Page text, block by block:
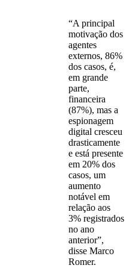
“A principal
motivação dos
agentes
externos, 86%
dos casos, é,
em grande
parte,
financeira
(87%), mas a
espionagem
digital cresceu
drasticamente
e está presente
em 20% dos
casos, um
aumento
notável em
relação aos
3% registrados
no ano
anterior”,
disse Marco
Romer.